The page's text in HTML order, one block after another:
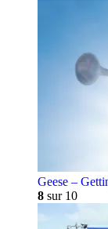
Geese –
8 sur 10